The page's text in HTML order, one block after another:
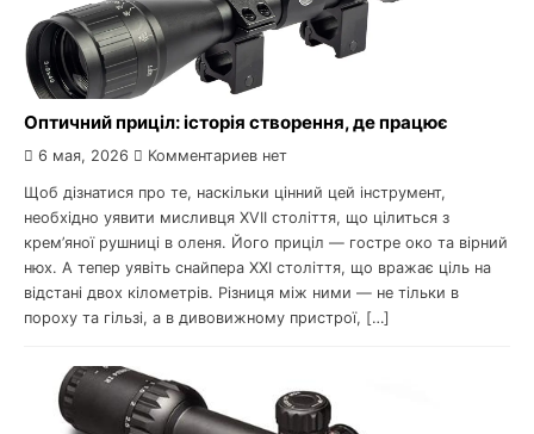
Оптичний приціл: історія створення, де працює
6 мая, 2026 Комментариев нет
Щоб дізнатися про те, наскільки цінний цей інструмент,
необхідно уявити мисливця XVII століття, що цілиться з
крем’яної рушниці в оленя. Його приціл — гостре око та вірний
нюх. А тепер уявіть снайпера XXI століття, що вражає ціль на
відстані двох кілометрів. Різниця між ними — не тільки в
пороху та гільзі, а в дивовижному пристрої, […]